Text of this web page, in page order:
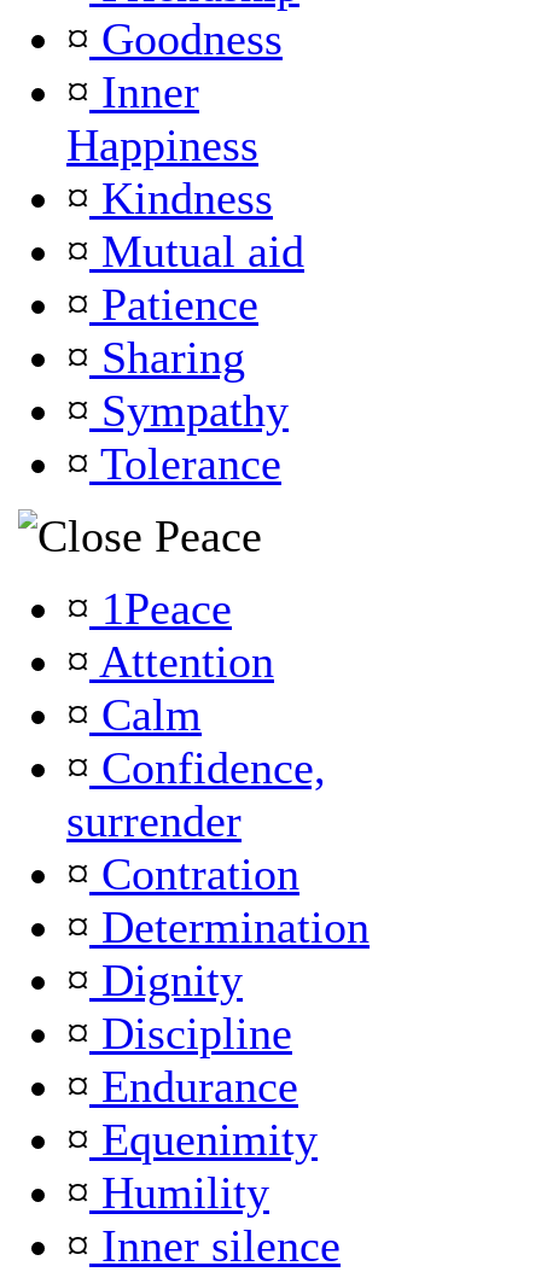
¤ Goodness
¤ Inner
Happiness
¤ Kindness
¤ Mutual aid
¤ Patience
¤ Sharing
¤ Sympathy
¤ Tolerance
Peace
¤ 1Peace
¤ Attention
¤ Calm
¤ Confidence,
surrender
¤ Contration
¤ Determination
¤ Dignity
¤ Discipline
¤ Endurance
¤ Equenimity
¤ Humility
¤ Inner silence